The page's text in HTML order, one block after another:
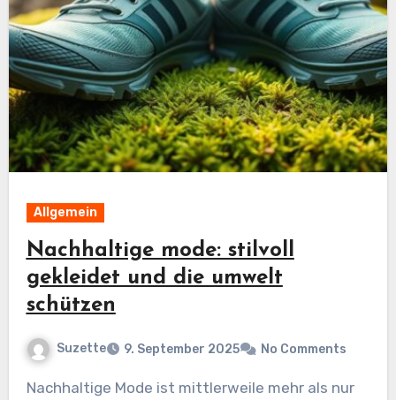
Allgemein
Nachhaltige mode: stilvoll
gekleidet und die umwelt
schützen
Suzette 9. September 2025 No Comments
Nachhaltige Mode ist mittlerweile mehr als nur